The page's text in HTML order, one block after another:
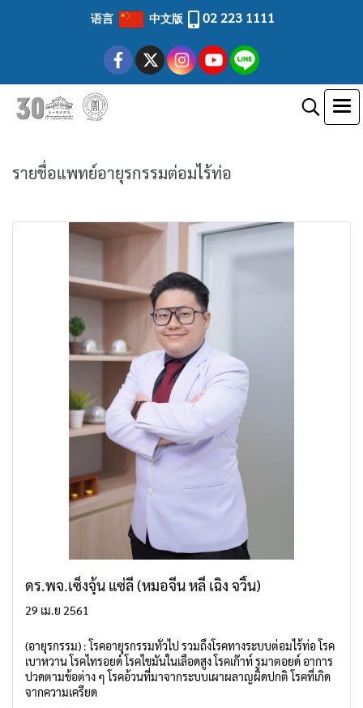
语言 中文版 02 223 1111
รายชื่อแพทย์อายุรกรรมต่อมไร้ท่อ
ดร.พจ.เซ็งจุ้น แซ่ลี (หมอจีน หลี่ เฉิง จวิ้น)
29 เม.ย 2561
(อายุรกรรม) : โรคอายุรกรรมทั่วไป รวมถึงโรคทางระบบต่อมไร้ท่อ โรค
เบาหวาน โรคไทรอยด์ โรคไขมันในเลือดสูง โรคเก๊าท์ รูมาตอยด์ อาการ
ปวดตามข้อต่าง ๆ โรคอ้วนที่มาจากระบบเผาผลาญผิดปกติ โรคที่เกิด
จากความเครียด